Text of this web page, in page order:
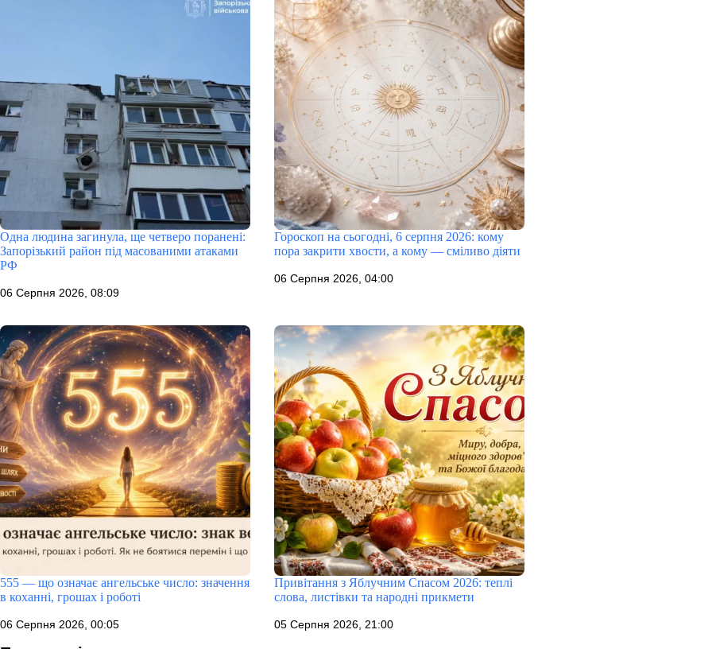
Одна людина загинула, ще четверо поранені:
Запорізький район під масованими атаками
РФ
06 Серпня 2026, 08:09
Гороскоп на сьогодні, 6 серпня 2026: кому
пора закрити хвости, а кому — сміливо діяти
06 Серпня 2026, 04:00
555 — що означає ангельське число: значення
в коханні, грошах і роботі
06 Серпня 2026, 00:05
Привітання з Яблучним Спасом 2026: теплі
слова, листівки та народні прикмети
05 Серпня 2026, 21:00